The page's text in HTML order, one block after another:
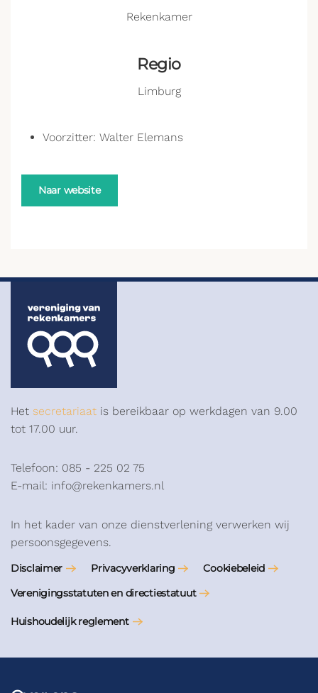
Rekenkamer
Regio
Limburg
Voorzitter: Walter Elemans
Naar website
Het secretariaat is bereikbaar op werkdagen van 9.00
tot 17.00 uur.
Telefoon: 085 - 225 02 75
E-mail: info@rekenkamers.nl
In het kader van onze dienstverlening verwerken wij
persoonsgegevens.
Disclaimer Privacyverklaring
Cookiebeleid
Verenigingsstatuten en directiestatuut
Huishoudelijk reglement